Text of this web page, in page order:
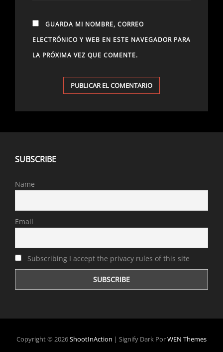
GUARDA MI NOMBRE, CORREO
ELECTRÓNICO Y WEB EN ESTE NAVEGADOR PARA
LA PRÓXIMA VEZ QUE COMENTE.
SUBSCRIBE
Name
Email
Subscribing I accept the privacy rules of this site
Copyright © 2026ShootInAction | Signify Dark PorWEN Themes